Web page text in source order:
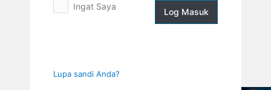
Log
Ingat Saya
Lupa sandi Anda?